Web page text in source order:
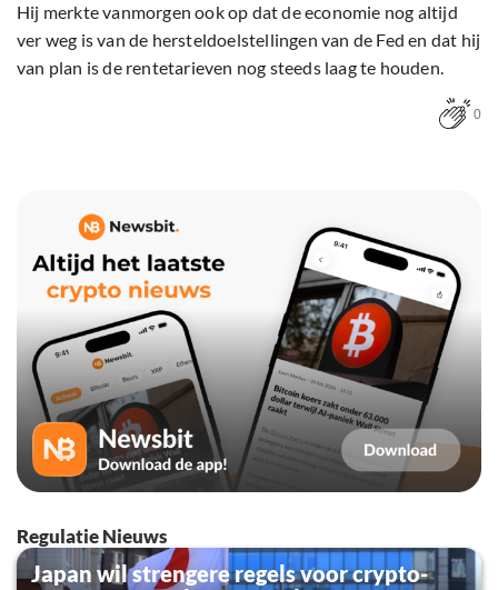
Hij merkte vanmorgen ook op dat de economie nog altijd
ver weg is van de hersteldoelstellingen van de Fed en dat hij
van plan is de rentetarieven nog steeds laag te houden.
0
Regulatie Nieuws
Japan wil strengere regels voor crypto-